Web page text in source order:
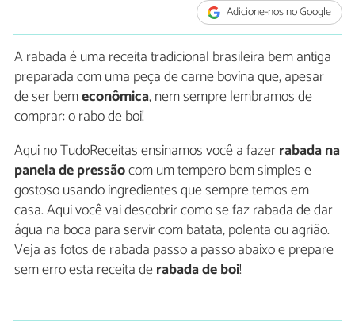
Adicione-nos no Google
A rabada é uma receita tradicional brasileira bem antiga
preparada com uma peça de carne bovina que, apesar
de ser bemeconômica, nem sempre lembramos de
comprar: o rabo de boi!
Aqui no TudoReceitas ensinamos você a fazerrabada na
panela de pressãocom um tempero bem simples e
gostoso usando ingredientes que sempre temos em
casa. Aqui você vai descobrir como se faz rabada de dar
água na boca para servir com batata, polenta ou agrião.
Veja as fotos de rabada passo a passo abaixo e prepare
sem erro esta receita derabada de boi!